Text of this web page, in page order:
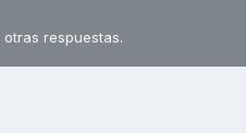
respuestas.